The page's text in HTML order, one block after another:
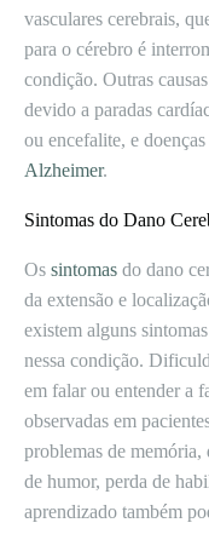
vasculares cerebrais,
para o cérebro é
condição. Outras
devido a paradas
ou encefalite, e
Alzheimer.
Sintomas do Dano
Os sintomas do dano
da extensão e
existem alguns
nessa condição.
em falar ou entender a
observadas em
problemas de memória,
de humor, perda de
aprendizado também